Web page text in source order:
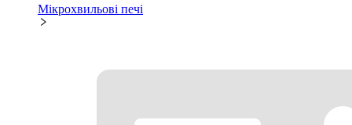
Мікрохвильові печі